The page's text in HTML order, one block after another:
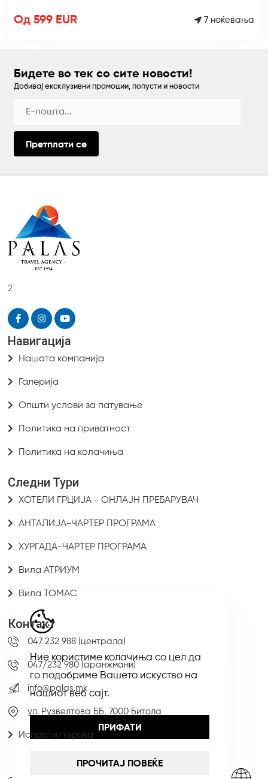
Од 599 EUR 7 ноќевања
Ние користиме колачиња со цел да
го подобриме Вашето искуство на
нашиот веб сајт.
ПРИФАТИ
ПРОЧИТАЈ ПОВЕЌЕ
Бидете во тек со сите новости!
Добивај ексклузивни промоции, попусти и новости
Претплати се
2
Навигација
Нашата компанија
Галерија
Општи услови за патување
Политика на приватност
Политика на колачиња
Следни Тури
ХОТЕЛИ ГРЦИЈА - ОНЛАЈН ПРЕБАРУВАЧ
АНТАЛИЈА-ЧАРТЕР ПРОГРАМА
ХУРГАДА-ЧАРТЕР ПРОГРАМА
Вила АТРИУМ
Вила ТОМАС
Контакт
047 232 988 (централа)
047/232 980 (аранжмани)
info@palas.mk
ул. Рузвелтова ББ, 7000 Битола
Испрати порака